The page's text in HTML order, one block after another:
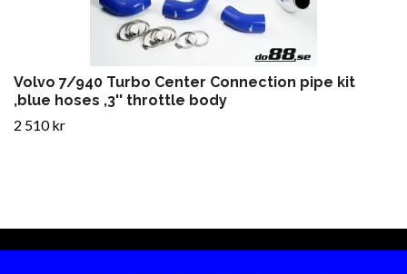
Volvo 7/940 Turbo Center Connection pipe kit
,blue hoses ,3'' throttle body
2 510 kr